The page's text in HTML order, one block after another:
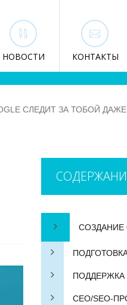
НОВОСТИ КОНТАКТЫ
СЛЕДИТ ЗА ТОБОЙ
СОЗДАНИЕ
ПОДДЕРЖКА
СЕО/SEO-